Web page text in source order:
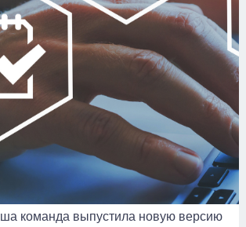
команда выпустила новую версию